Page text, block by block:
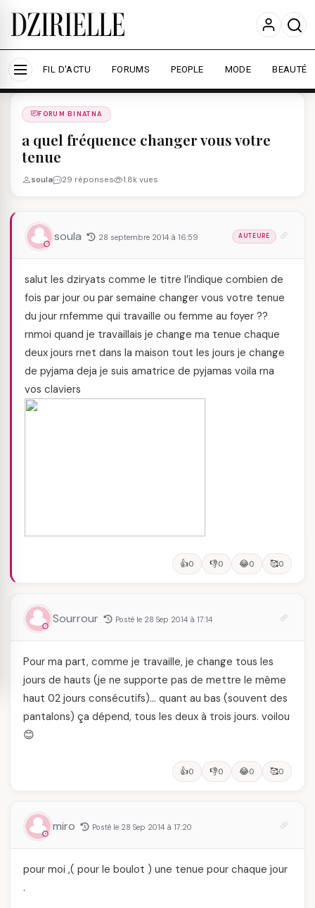
Nous utilisons des cookies pour améliorer votre
expérience et mesurer l'audience.
En savoir plus
Accepter tout Personnaliser
FIL D'ACTU FORUMS PEOPLE MODE BEAUTÉ
Forums
FORUM BINATNA
a quel fréquence changer vous votre
tenue
soula 29 réponses 1.8k vues
soula 28 septembre 2014 à 16:59 AUTEURE
salut les dziryats comme le titre l’indique combien de
fois par jour ou par semaine changer vous votre tenue
du jour rnfemme qui travaille ou femme au foyer ??
rnmoi quand je travaillais je change ma tenue chaque
deux jours rnet dans la maison tout les jours je change
de pyjama deja je suis amatrice de pyjamas voila rna
vos claviers
👍0 👎0 😂0 🥰0
Sourrour Posté le 28 Sep 2014 à 17:14
Pour ma part, comme je travaille, je change tous les
jours de hauts (je ne supporte pas de mettre le même
haut 02 jours consécutifs)… quant au bas (souvent des
pantalons) ça dépend, tous les deux à trois jours. voilou
😊
👍0 👎0 😂0 🥰0
miro Posté le 28 Sep 2014 à 17:20
pour moi ,( pour le boulot ) une tenue pour chaque jour
.